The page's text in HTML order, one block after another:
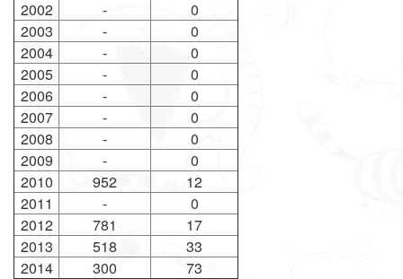
2002
-
0
2003
-
0
2004
-
0
2005
-
0
2006
-
0
2007
-
0
2008
-
0
2009
-
0
2010
952
12
2011
-
0
2012
781
17
2013
518
33
2014
300 73